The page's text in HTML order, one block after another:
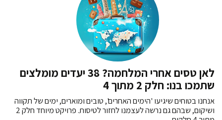
לאן טסים אחרי המלחמה? 38 יעדים מומלצים
שתמכו בנו: חלק 2 מתוך 4
אנחנו בטוחים שיגיעו 'הימים האחרים', טובים ומוארים, ימים של תקווה
ושיקום, שבהם גם נרשה לעצמנו לחזור לטיסות. פרויקט מיוחד חלק 2